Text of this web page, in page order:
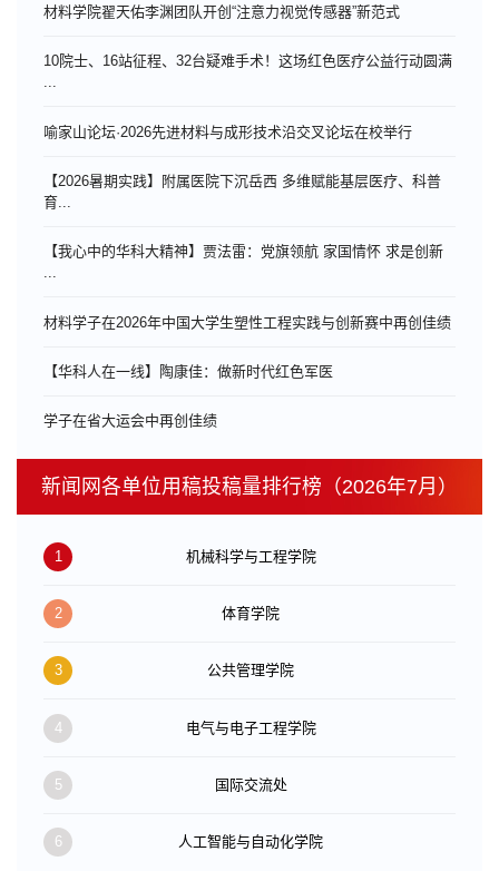
材料学院翟天佑李渊团队开创“注意力视觉传感器”新范式
10院士、16站征程、32台疑难手术！这场红色医疗公益行动圆满
...
喻家山论坛·2026先进材料与成形技术沿交叉论坛在校举行
【2026暑期实践】附属医院下沉岳西 多维赋能基层医疗、科普
育...
【我心中的华科大精神】贾法雷：党旗领航 家国情怀 求是创新
...
材料学子在2026年中国大学生塑性工程实践与创新赛中再创佳绩
【华科人在一线】陶康佳：做新时代红色军医
学子在省大运会中再创佳绩
新闻网各单位用稿投稿量排行榜（2026年7月）
1 机械科学与工程学院
2 体育学院
3 公共管理学院
4 电气与电子工程学院
5 国际交流处
6 人工智能与自动化学院